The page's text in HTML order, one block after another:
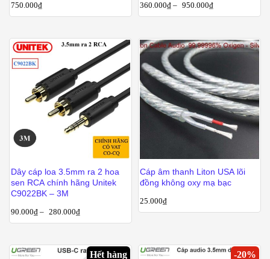
750.000₫ 360.000₫ – 950.000₫
Dây cáp loa 3.5mm ra 2 hoa
sen RCA chính hãng Unitek
C9022BK – 3M
90.000₫ – 280.000₫
Cáp âm thanh Liton USA lõi
đồng không oxy mạ bạc
25.000₫
Hết hàng -20%